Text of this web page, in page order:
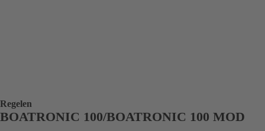
Regelen
BOATRONIC 100/BOATRONIC 100 MOD